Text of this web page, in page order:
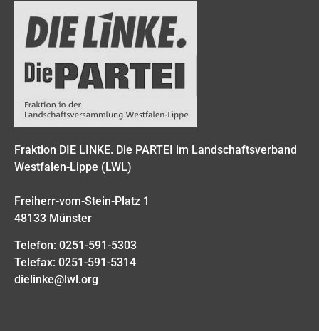
Fraktion DIE LINKE. Die PARTEI im Landschaftsverband
Westfalen-Lippe (LWL)
Freiherr-vom-Stein-Platz 1
48133 Münster
Telefon: 0251-591-5303
Telefax: 0251-591-5314
dielinke@lwl.org